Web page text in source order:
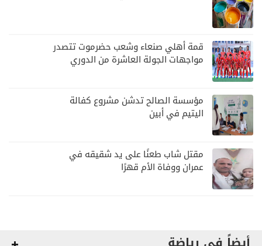
قمة أهلي صنعاء وشعب حضرموت تتصدر
مواجهات الجولة العاشرة من الدوري
مؤسسة الصالح تدشن مشروع كفالة
اليتيم في أبين
مقتل شاب طعنًا على يد شقيقه في
عمران ووفاة الأم قهرًا